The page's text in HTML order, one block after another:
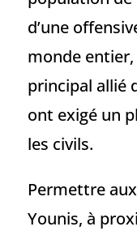
d’une
monde
principal allié
ont exigé un
les civils.
Permettre
Younis, à